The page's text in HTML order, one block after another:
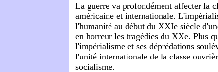
La guerre va profondément affecter la
américaine et internationale.
l'humanité au début du XXIe siècle
en horreur les tragédies du XXe. Plus
l'impérialisme et ses déprédations
l'unité internationale de la classe
socialisme.